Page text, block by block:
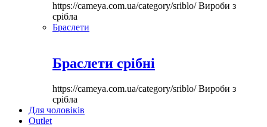
https://cameya.com.ua/category/sriblo/Вироби з
срібла
Браслети
Браслети срібні
https://cameya.com.ua/category/sriblo/Вироби з
срібла
Для чоловіків
Outlet